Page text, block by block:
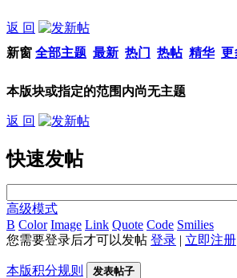
返 回
新窗 全部主题 最新 热门 热帖 精华 更
本版块或指定的范围内尚无主题
返 回
快速发帖
高级模式
B Color Image Link Quote Code Smilies
您需要登录后才可以发帖 登录 | 立即注册
本版积分规则 发表帖子